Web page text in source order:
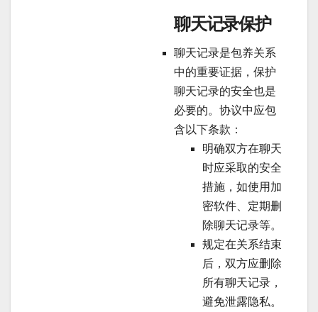
聊天记录保护
聊天记录是包养关系
中的重要证据，保护
聊天记录的安全也是
必要的。协议中应包
含以下条款：
明确双方在聊天
时应采取的安全
措施，如使用加
密软件、定期删
除聊天记录等。
规定在关系结束
后，双方应删除
所有聊天记录，
避免泄露隐私。